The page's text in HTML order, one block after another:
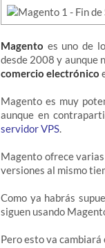
Magento es uno de
desde 2008 y aunque
comercio electrónico
Magento es muy
aunque en
servidor VPS.
Magento ofrece
versiones al mismo
Como ya habrás
siguen usando
Pero esto va cambiará